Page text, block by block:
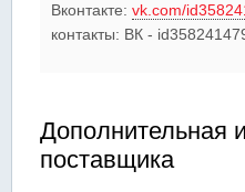
Вконтакте: vk.com/
контакты: ВК -
Дополнительная
поставщика